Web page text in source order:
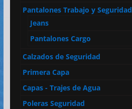
Pantalones Trabajo y Seguridad
Jeans
Pantalones Cargo
Calzados de Seguridad
Primera Capa
Capas - Trajes de Agua
Poleras Seguridad